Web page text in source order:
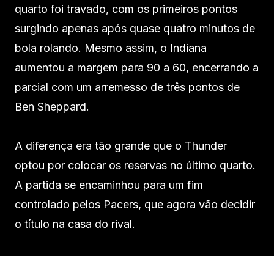
quarto foi travado, com os primeiros pontos
surgindo apenas após quase quatro minutos de
bola rolando. Mesmo assim, o Indiana
aumentou a margem para 90 a 60, encerrando a
parcial com um arremesso de três pontos de
Ben Sheppard.
A diferença era tão grande que o Thunder
optou por colocar os reservas no último quarto.
A partida se encaminhou para um fim
controlado pelos Pacers, que agora vão decidir
o título na casa do rival.